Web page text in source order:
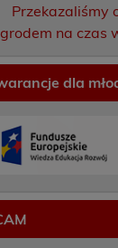
Przekazaliśmy
na czas
dla